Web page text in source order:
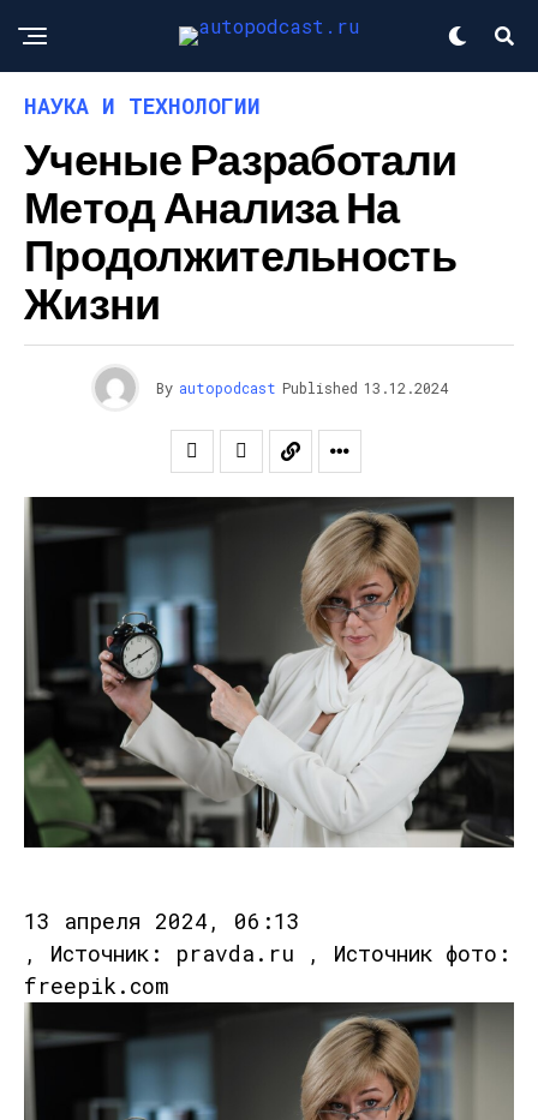
НАУКА И ТЕХНОЛОГИИ
Ученые Разработали
Метод Анализа На
Продолжительность
Жизни
By autopodcast Published 13.12.2024
13 апреля 2024, 06:13
, Источник: pravda.ru , Источник фото:
freepik.com